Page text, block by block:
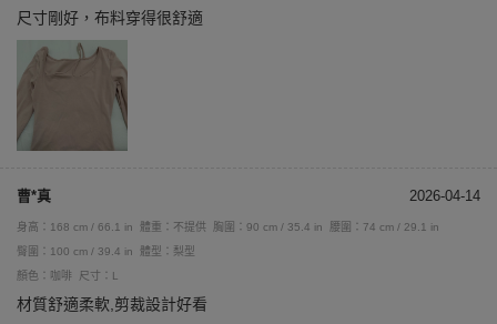
尺寸剛好，布料穿得很舒適
曹*真 2026-04-14
身高：168 cm / 66.1 in 體重：不提供 胸圍：90 cm / 35.4 in
腰圍：74 cm / 29.1 in
臀圍：100 cm / 39.4 in
體型：梨型
顏色：咖啡
尺寸：L
材質舒適柔軟,剪裁設計好看